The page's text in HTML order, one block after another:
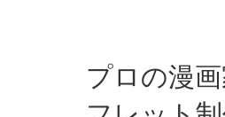
プロの漫